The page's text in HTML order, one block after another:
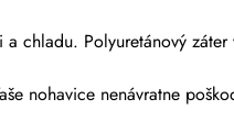
chladu. Polyuretánový
nohavice nenávratne